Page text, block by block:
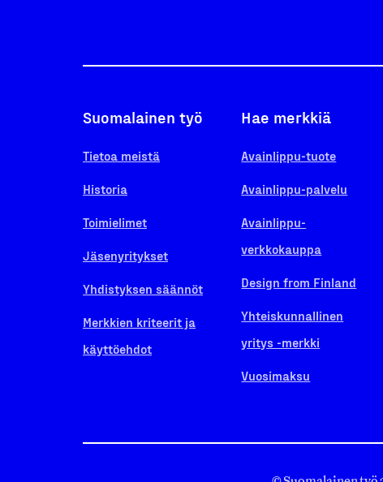
Suomalainen työ
Tietoa meistä
Historia
Toimielimet
Jäsenyritykset
Yhdistyksen säännöt
Merkkien kriteerit ja
käyttöehdot
Hae merkkiä
Avainlippu-tuote
Avainlippu-palvelu
Avainlippu-
verkkokauppa
Design from Finland
Yhteiskunnallinen
yritys -merkki
Vuosimaksu